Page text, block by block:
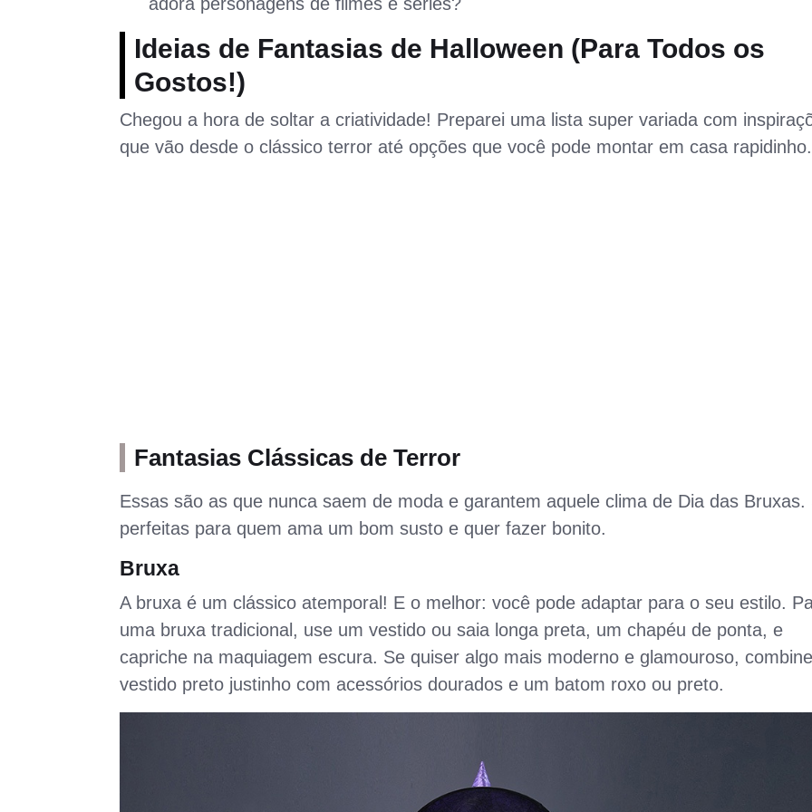
Ideias de Fantasias de Halloween (Para Todos os
Gostos!)
Chegou a hora de soltar a criatividade! Preparei uma lista super variada com
que vão desde o clássico terror até opções que você pode montar em casa rapidinho.
Fantasias Clássicas de Terror
Essas são as que nunca saem de moda e garantem aquele clima de Dia das Bruxas.
perfeitas para quem ama um bom susto e quer fazer bonito.
Bruxa
A bruxa é um clássico atemporal! E o melhor: você pode adaptar para o seu estilo.
uma bruxa tradicional, use um vestido ou saia longa preta, um chapéu de ponta, e
capriche na maquiagem escura. Se quiser algo mais moderno e glamouroso,
vestido preto justinho com acessórios dourados e um batom roxo ou preto.